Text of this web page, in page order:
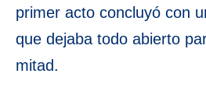
primer acto concluyó con
que dejaba todo abierto
mitad.